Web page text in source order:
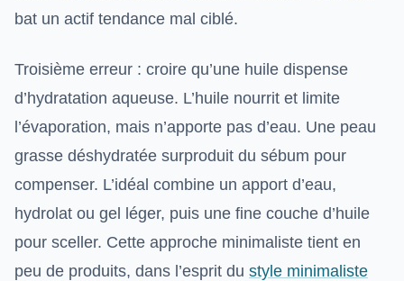
bat un actif tendance mal ciblé.
Troisième erreur : croire qu’une huile dispense
d’hydratation aqueuse. L’huile nourrit et limite
l’évaporation, mais n’apporte pas d’eau. Une peau
grasse déshydratée surproduit du sébum pour
compenser. L’idéal combine un apport d’eau,
hydrolat ou gel léger, puis une fine couche d’huile
pour sceller. Cette approche minimaliste tient en
peu de produits, dans l’esprit du style minimaliste